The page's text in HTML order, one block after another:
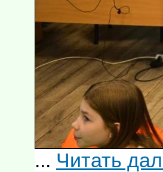
... Читать